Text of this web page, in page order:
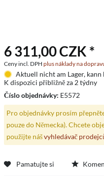
6 311,00 CZK *
Ceny incl. DPH plus náklady na
Aktuell nicht am Lager,
K dispozici přibližně za 2 týdny
Číslo objednávky: E5572
Pro objednávky prosím
pouze do Německa). Chcete
použijte nášvyhledávač
Pamatujte si